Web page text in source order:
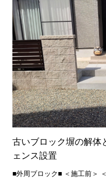
古いブロック塀の解体
ェンス設置
■外周ブロック■ ＜施工前＞